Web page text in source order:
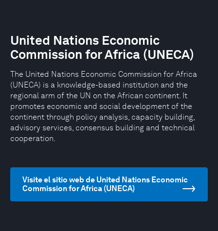
United Nations Economic
Commission for Africa (UNECA)
The United Nations Economic Commission for Africa
(UNECA) is a knowledge-based institution and the
regional arm of the UN on the African continent. It
promotes economic and social development of the
continent through policy analysis, capacity building,
advisory services, consensus building and technical
cooperation.
Visite el sitio web de United Nations Economic
Commission for Africa (UNECA)